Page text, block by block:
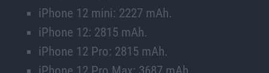
iPhone 12 mini: 2227 mAh.
iPhone 12: 2815 mAh.
iPhone 12 Pro: 2815 mAh.